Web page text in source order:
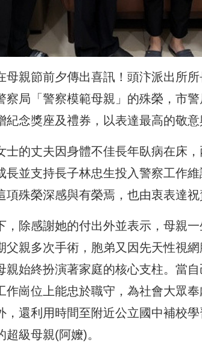
親節前夕傳出喜訊！ 頭汴派出所
局「警察模範母親」的殊榮， 市
紀念獎座及禮券，以表達最高的敬意
的丈夫因身體不佳長年臥病在床，
長並支持長子林忠生投入警察工作
項殊榮深感與有榮焉，也由衷表達祝
除感謝她的付出外並表示， 母親
父親多次手術，胞弟又因先天性視網
始終扮演著家庭的核心支柱。 當自
崗位上能忠於職守， 為社會大眾
，還利用時間至附近公立國中補校學
超級母親(阿嬤)。